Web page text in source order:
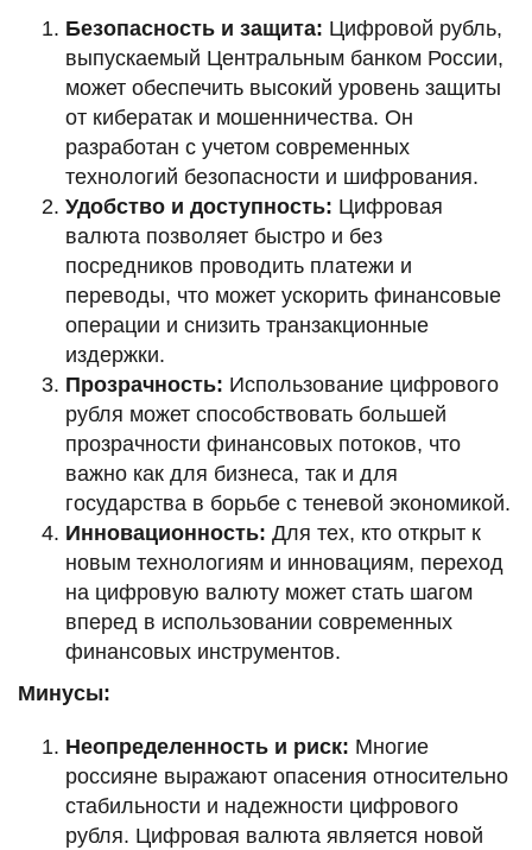
Безопасность и защита: Цифровой рубль,
выпускаемый Центральным банком России,
может обеспечить высокий уровень защиты
от кибератак и мошенничества. Он
разработан с учетом современных
технологий безопасности и шифрования.
Удобство и доступность: Цифровая
валюта позволяет быстро и без
посредников проводить платежи и
переводы, что может ускорить финансовые
операции и снизить транзакционные
издержки.
Прозрачность: Использование цифрового
рубля может способствовать большей
прозрачности финансовых потоков, что
важно как для бизнеса, так и для
государства в борьбе с теневой экономикой.
Инновационность: Для тех, кто открыт к
новым технологиям и инновациям, переход
на цифровую валюту может стать шагом
вперед в использовании современных
финансовых инструментов.
Минусы:
Неопределенность и риск: Многие
россияне выражают опасения относительно
стабильности и надежности цифрового
рубля. Цифровая валюта является новой